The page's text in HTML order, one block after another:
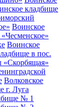
кладбище
Воинское
Воинское
в пос.
«Скорбящая»
Волковское
г. Луга
№ 1